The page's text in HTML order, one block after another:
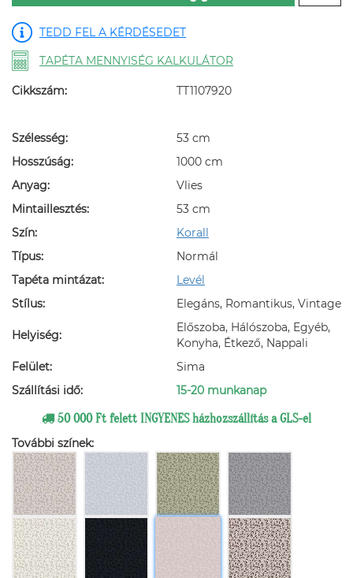
TEDD FEL A KÉRDÉSEDET
TAPÉTA MENNYISÉG KALKULÁTOR
Cikkszám: TT1107920
Szélesség:
53 cm
Hosszúság:
1000 cm
Anyag:
Vlies
Mintaillesztés:
53 cm
Szín:
Korall
Típus:
Normál
Tapéta mintázat:
Levél
Stílus:
Elegáns, Romantikus, Vintage
Helyiség:
Előszoba, Hálószoba, Egyéb,
Konyha, Étkező, Nappali
Felület:
Sima
Szállítási idő:
15-20 munkanap
50 000 Ft felett INGYENES házhozszállítás a GLS-el
További színek: